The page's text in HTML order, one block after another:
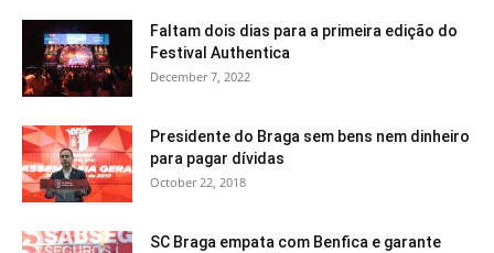
Faltam dois dias para a primeira edição do
Festival Authentica
December 7, 2022
Presidente do Braga sem bens nem dinheiro
para pagar dívidas
October 22, 2018
SC Braga empata com Benfica e garante